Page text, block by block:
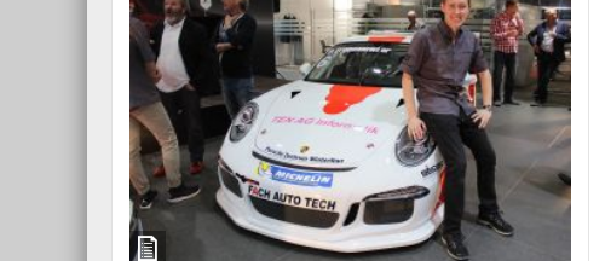
Essai – Morgan Supersport